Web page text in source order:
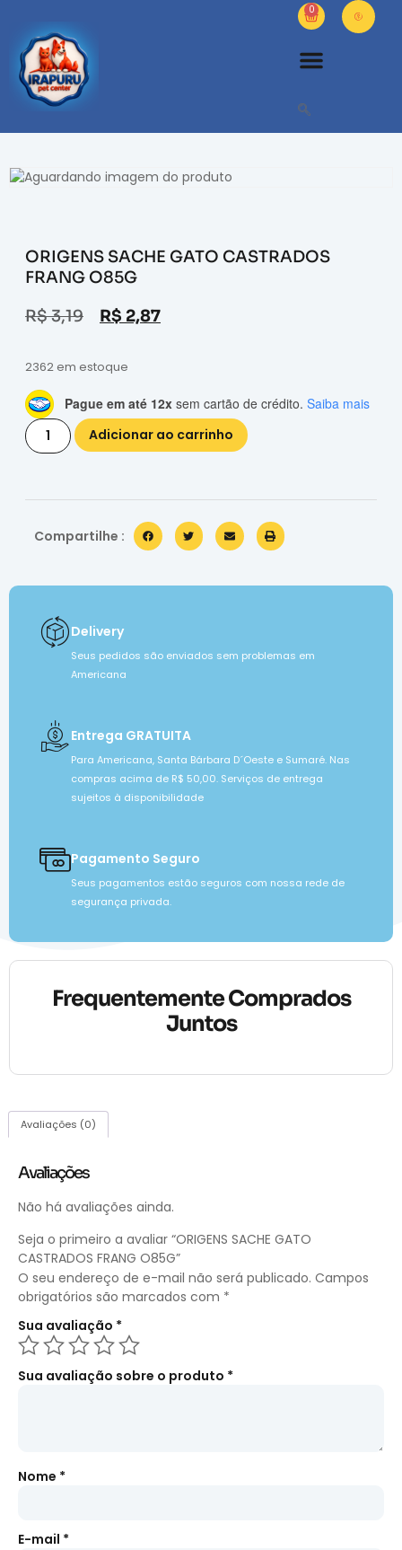
0
ORIGENS SACHE GATO CASTRADOS
FRANG O85G
R$3,19 R$ 2,87
2362 em estoque
Pague em até 12x sem cartão de crédito. Saiba mais
Adicionar ao carrinho
Compartilhe :
Delivery
Seus pedidos são enviados sem problemas em
Americana
Entrega GRATUITA
Para Americana, Santa Bárbara D´Oeste e Sumaré. Nas
compras acima de R$ 50,00. Serviços de entrega
sujeitos à disponibilidade
Pagamento Seguro
Seus pagamentos estão seguros com nossa rede de
segurança privada.
Frequentemente Comprados
Juntos
Avaliações (0)
Avaliações
Não há avaliações ainda.
Seja o primeiro a avaliar “ORIGENS SACHE GATO
CASTRADOS FRANG O85G”
O seu endereço de e-mail não será publicado. Campos
obrigatórios são marcados com *
Sua avaliação *
Sua avaliação sobre o produto *
Nome *
E-mail *